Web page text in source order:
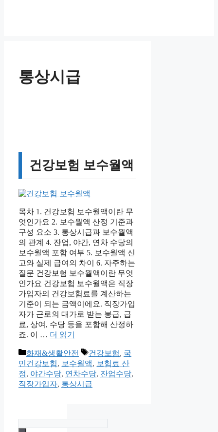
통상시급
건강보험 보수월액
목차 1. 건강보험 보수월액이란 무
엇인가요 2. 보수월액 산정 기준과
구성 요소 3. 통상시급과 보수월액
의 관계 4. 잔업, 야간, 연차 수당의
보수월액 포함 여부 5. 보수월액 신
고와 실제 급여의 차이 6. 자주하는
질문 건강보험 보수월액이란 무엇
인가요 건강보험 보수월액은 직장
가입자의 건강보험료를 계산하는
기준이 되는 금액이에요. 직장가입
자가 근로의 대가로 받는 봉급, 급
료, 상여, 수당 등을 포함해 산정하
죠. 이 … 더 읽기
카
테
고
리
화재&생활안전
태
그
건강보험, 국
민건강보험, 보수월액, 보험료 산
정, 야간수당, 연차수당, 잔업수당,
직장가입자, 통상시급